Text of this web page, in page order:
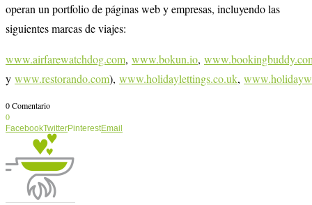
operan un portfolio de páginas web y empresas, incluyendo las
siguientes marcas de viajes:
www.airfarewatchdog.com, www.bokun.io,
y www.restorando.com), www.holidaylettings.co.uk,
0 Comentario
0
FacebookTwitterPinterestEmail